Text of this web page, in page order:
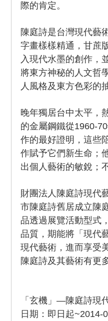
際的肯定。
陳庭詩是台灣現代藝
字畫樣樣精通，甘蔗
入現代水墨的創作，
將東方神秘的人文哲
人風格及東方色彩的
晚年獨居台中太平，
的金屬鋼鐵從1960-
作的最好證明，這些
作賦予它們新生命；
出個人藝術的敏銳；
財團法人陳庭詩現代
市陳庭詩舊居成立陳
品透過展覽活動型式
品質，期能將「現代
現代藝術，進而享受
陳庭詩及其藝術有更
「玄機」—陳庭詩現
日期：即日起~2014-